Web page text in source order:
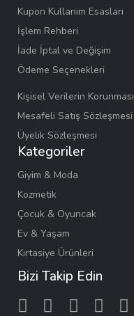
Kupon Kullanım Esasları
İşlem Rehberi
İade İptal ve Değişim
Ödeme Seçenekleri
Kişisel Verilerin Korunması
Mesafeli Satış Sözleşmesi
Üyelik Sözleşmesi
Kategoriler
Giyim & Moda
Kozmetik
Çocuk & Oyuncak
Ev & Yaşam
Kırtasiye Ürünleri
Bizi Takip Edin